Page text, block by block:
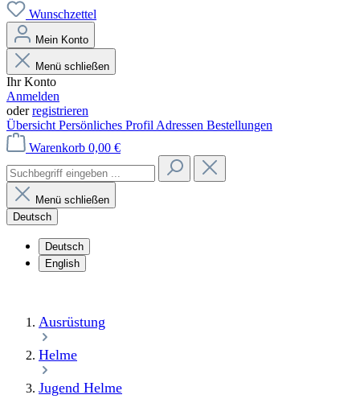
Wunschzettel
Mein Konto
Menü schließen
Ihr Konto
Anmelden
oderregistrieren
Übersicht Persönliches Profil Adressen Bestellungen
Warenkorb 0,00 €
Menü schließen
Deutsch
Deutsch
English
Ausrüstung
Helme
Jugend Helme